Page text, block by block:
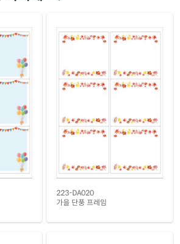
잉크젯, 레이저 겸용
재질 설명
젯
잉크젯 전용
재질 설명
잉크젯
DA063
잉크젯 전용
잉크젯
잉크젯 전용
223-DA020
가을 단풍 프레임